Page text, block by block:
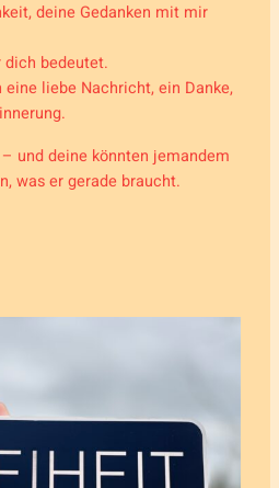
deine Gedanken mit mir
bedeutet.
liebe Nachricht, ein Danke,
und deine könnten jemandem
was er gerade braucht.